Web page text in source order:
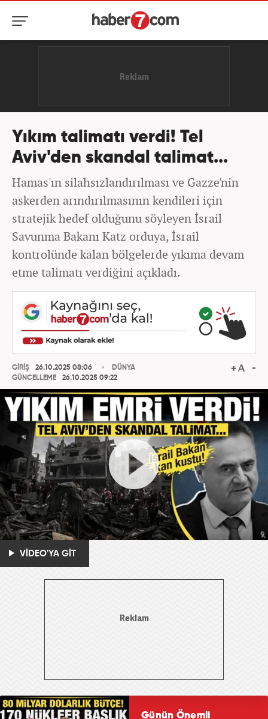
Yıkım talimatı verdi! Tel
Aviv'den skandal talimat...
Hamas'ın silahsızlandırılması ve Gazze'nin
askerden arındırılmasının kendileri için
stratejik hedef olduğunu söyleyen İsrail
Savunma Bakanı Katz orduya, İsrail
kontrolünde kalan bölgelerde yıkıma devam
etme talimatı verdiğini açıkladı.
GİRİŞ
26.10.2025 08:06
GÜNCELLEME
26.10.2025 09:22
DÜNYA
VİDEO'YA GİT